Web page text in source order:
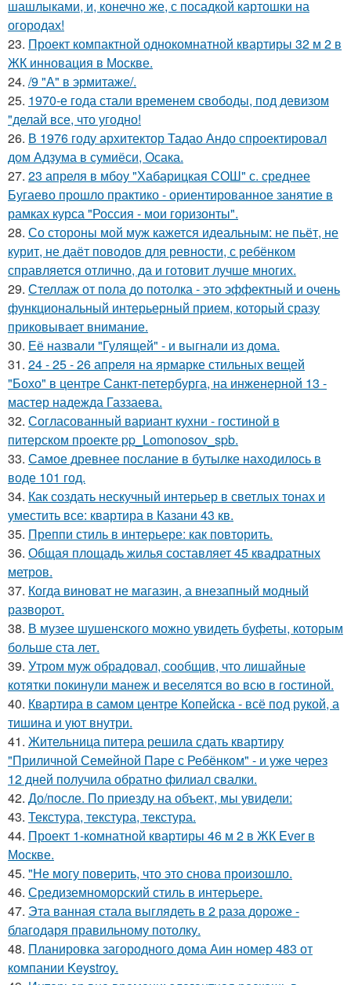
шашлыками, и, конечно же, с посадкой картошки на
огородах!
23. Проект компактной однокомнатной квартиры 32 м 2 в
ЖК инновация в Москве.
24. /9 "А" в эрмитаже/.
25. 1970-е года стали временем свободы, под девизом
"делай все, что угодно!
26. В 1976 году архитектор Тадао Андо спроектировал
дом Адзума в сумиёси, Осака.
27. 23 апреля в мбоу "Хабарицкая СОШ" с. среднее
Бугаево прошло практико - ориентированное занятие в
рамках курса "Россия - мои горизонты".
28. Со стороны мой муж кажется идеальным: не пьёт, не
курит, не даёт поводов для ревности, с ребёнком
справляется отлично, да и готовит лучше многих.
29. Стеллаж от пола до потолка - это эффектный и очень
функциональный интерьерный прием, который сразу
приковывает внимание.
30. Её назвали "Гулящей" - и выгнали из дома.
31. 24 - 25 - 26 апреля на ярмарке стильных вещей
"Бохо" в центре Санкт-петербурга, на инженерной 13 -
мастер надежда Газзаева.
32. Согласованный вариант кухни - гостиной в
питерском проекте pp_Lomonosov_spb.
33. Самое древнее послание в бутылке находилось в
воде 101 год.
34. Как создать нескучный интерьер в светлых тонах и
уместить все: квартира в Казани 43 кв.
35. Преппи стиль в интерьере: как повторить.
36. Общая площадь жилья составляет 45 квадратных
метров.
37. Когда виноват не магазин, а внезапный модный
разворот.
38. В музее шушенского можно увидеть буфеты, которым
больше ста лет.
39. Утром муж обрадовал, сообщив, что лишайные
котятки покинули манеж и веселятся во всю в гостиной.
40. Квартира в самом центре Копейска - всё под рукой, а
тишина и уют внутри.
41. Жительница питера решила сдать квартиру
"Приличной Семейной Паре с Ребёнком" - и уже через
12 дней получила обратно филиал свалки.
42. До/после. По приезду на объект, мы увидели:
43. Текстура, текстура, текстура.
44. Проект 1-комнатной квартиры 46 м 2 в ЖК Ever в
Москве.
45. "Не могу поверить, что это снова произошло.
46. Средиземноморский стиль в интерьере.
47. Эта ванная стала выглядеть в 2 раза дороже -
благодаря правильному потолку.
48. Планировка загородного дома Аин номер 483 от
компании Keystroy.